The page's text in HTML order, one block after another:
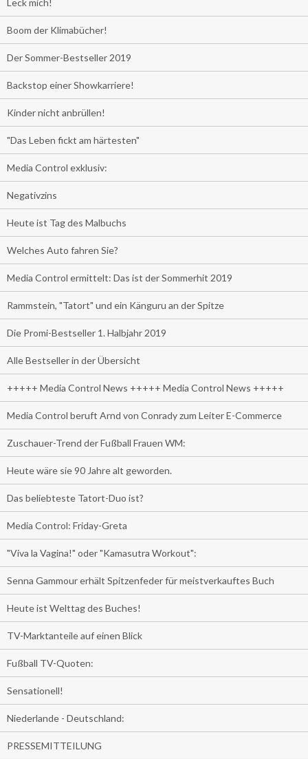
Boom der Klimabücher!
Der Sommer-Bestseller 2019
Backstop einer Showkarriere!
Kinder nicht anbrüllen!
"Das Leben fickt am härtesten"
Media Control exklusiv:
Negativzins
Heute ist Tag des Malbuchs
Welches Auto fahren Sie?
Media Control ermittelt: Das ist der Sommerhit 2019
Rammstein, "Tatort" und ein Känguru an der Spitze
Die Promi-Bestseller 1. Halbjahr 2019
Alle Bestseller in der Übersicht
+++++ Media Control News +++++ Media Control News +++++
Media Control beruft Arnd von Conrady zum Leiter E-Commerce
Zuschauer-Trend der Fußball Frauen WM:
Heute wäre sie 90 Jahre alt geworden.
Das beliebteste Tatort-Duo ist?
Media Control: Friday-Greta
"Viva la Vagina!" oder "Kamasutra Workout":
Senna Gammour erhält Spitzenfeder für meistverkauftes Buch
Heute ist Welttag des Buches!
TV-Marktanteile auf einen Blick
Fußball TV-Quoten:
Sensationell!
Niederlande - Deutschland:
PRESSEMITTEILUNG